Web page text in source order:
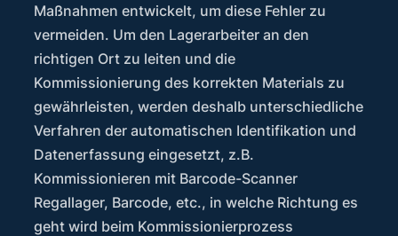
Maßnahmen entwickelt, um diese Fehler zu
vermeiden. Um den Lagerarbeiter an den
richtigen Ort zu leiten und die
Kommissionierung des korrekten Materials zu
gewährleisten, werden deshalb unterschiedliche
Verfahren der automatischen Identifikation und
Datenerfassung eingesetzt, z.B.
Kommissionieren mit Barcode-Scanner
Regallager, Barcode, etc., in welche Richtung es
geht wird beim Kommissionierprozess